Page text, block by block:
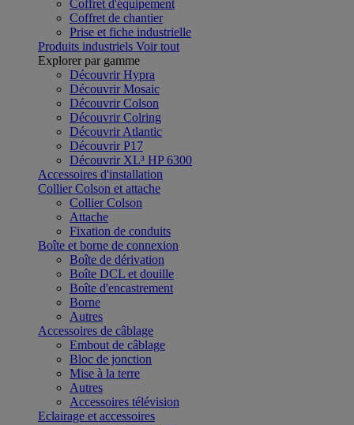
Coffret d'équipement
Coffret de chantier
Prise et fiche industrielle
Produits industriels Voir tout
Explorer par gamme
Découvrir Hypra
Découvrir Mosaic
Découvrir Colson
Découvrir Colring
Découvrir Atlantic
Découvrir P17
Découvrir XL³ HP 6300
Accessoires d'installation
Collier Colson et attache
Collier Colson
Attache
Fixation de conduits
Boîte et borne de connexion
Boîte de dérivation
Boîte DCL et douille
Boîte d'encastrement
Borne
Autres
Accessoires de câblage
Embout de câblage
Bloc de jonction
Mise à la terre
Autres
Accessoires télévision
Eclairage et accessoires